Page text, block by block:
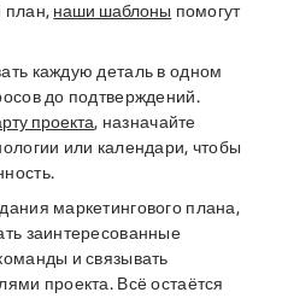
план, наши шаблоны помогут
каждую деталь в одном
до подтверждений.
проекта, назначайте
или календари, чтобы
маркетингового плана,
заинтересованные
и связывать
проекта. Всё остаётся